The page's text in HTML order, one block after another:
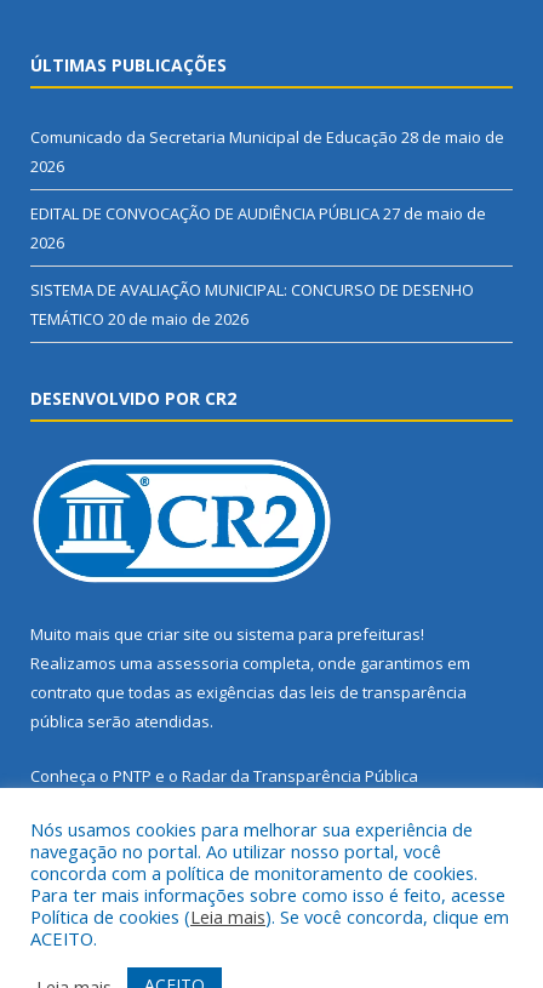
ÚLTIMAS PUBLICAÇÕES
Comunicado da Secretaria Municipal de Educação 28 de maio de
2026
EDITAL DE CONVOCAÇÃO DE AUDIÊNCIA PÚBLICA27 de maio de
2026
SISTEMA DE AVALIAÇÃO MUNICIPAL: CONCURSO DE DESENHO
TEMÁTICO 20 de maio de 2026
DESENVOLVIDO POR CR2
Muito mais que criar site ou sistema para prefeituras!
Realizamos uma assessoria completa, onde garantimos em
contrato que todas as exigências das leis de transparência
pública serão atendidas.
Conheça o PNTP e o Radar da Transparência Pública
Todos os direitos reservados a Prefeitura Municipal de Santarém
Novo.
Mapa do Site Acessar Área Administrativa
Nós usamos cookies para melhorar sua experiência de
navegação no portal. Ao utilizar nosso portal, você
concorda com a política de monitoramento de cookies.
Para ter mais informações sobre como isso é feito, acesse
Política de cookies (Leia mais). Se você concorda, clique em
ACEITO.